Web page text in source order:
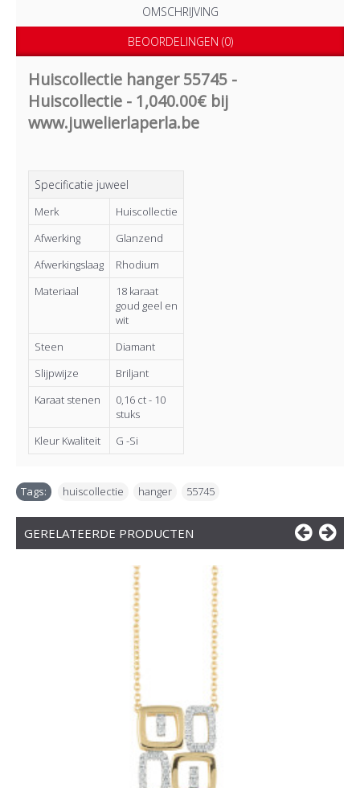
OMSCHRIJVING
BEOORDELINGEN (0)
Huiscollectie hanger 55745 -
Huiscollectie - 1,040.00€ bij
www.juwelierlaperla.be
Specificatie juweel
Merk
Huiscollectie
Afwerking
Glanzend
Afwerkingslaag
Rhodium
Materiaal
18 karaat
goud geel en
wit
Steen
Diamant
Slijpwijze
Briljant
Karaat stenen
0,16 ct - 10
stuks
Kleur Kwaliteit
G -Si
Tags: huiscollectie hanger 55745
GERELATEERDE PRODUCTEN